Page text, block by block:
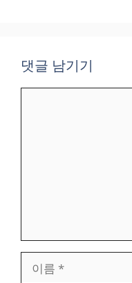
댓글 남기기